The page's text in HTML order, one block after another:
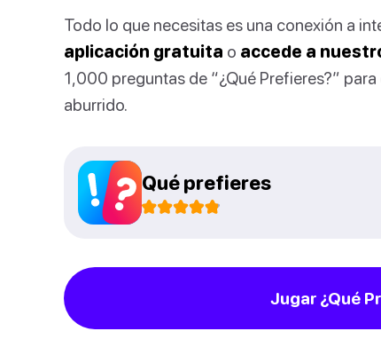
Todo lo que necesitas es una conexión a
aplicación gratuita o accede a
1,000 preguntas de “¿Qué Prefieres?”
aburrido.
Qué prefieres
Jugar ¿Qué